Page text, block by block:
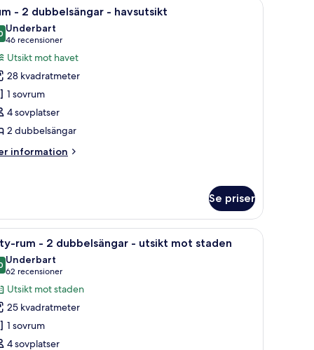
10 - 2 dubbelsängar - havsutsikt
av 10
Underbart
46 recensioner
(46 recensioner)
Utsikt mot havet
28 kvadratmeter
1 sovrum
4 sovplatser
2 dubbelsängar
information
Se priser
ett skrivbord och utsikt över staden.Ett hotellrum med två sängar, ett skrivbord,
9 rum - 2 dubbelsängar - utsikt mot staden
av 10
Underbart
62 recensioner
(62 recensioner)
Utsikt mot staden
25 kvadratmeter
1 sovrum
4 sovplatser